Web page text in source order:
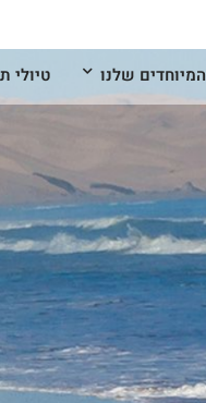
המיוחדים שלנו טיולי